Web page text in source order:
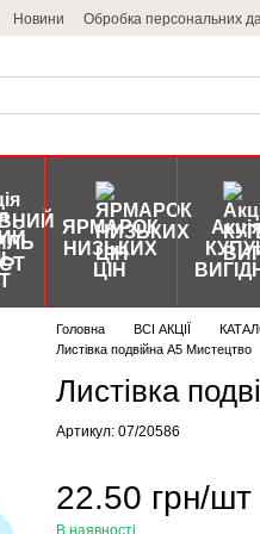
Новини Обробка персональних
ЯРМАРОК
НИЗЬКИХ
ЦІН
Головна ВСІ АКЦІЇ
Листівка подвійна А5 Мистецтво
Листівка
Артикул: 07/20586
22.50 грн/шт
В наявності